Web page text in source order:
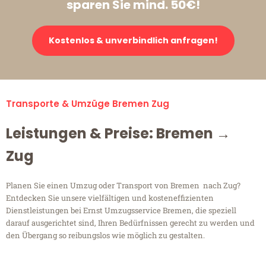
sparen Sie mind. 50€!
Kostenlos & unverbindlich anfragen!
Transporte & Umzüge Bremen Zug
Leistungen & Preise: Bremen →
Zug
Planen Sie einen Umzug oder Transport von Bremen nach Zug?
Entdecken Sie unsere vielfältigen und kosteneffizienten
Dienstleistungen bei Ernst Umzugsservice Bremen, die speziell
darauf ausgerichtet sind, Ihren Bedürfnissen gerecht zu werden und
den Übergang so reibungslos wie möglich zu gestalten.